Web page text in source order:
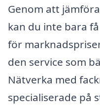
Genom att
kan du inte bara
för
den service som
Nätverka med
specialiserade på